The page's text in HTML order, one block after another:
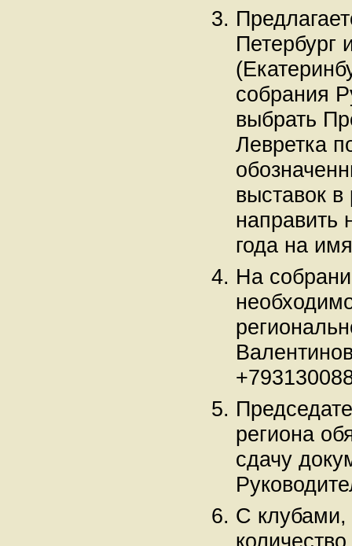
Петербург
собрания
выбрать
Левретка
выставок
направить
года на
На
региона
сдачу
С клубами,